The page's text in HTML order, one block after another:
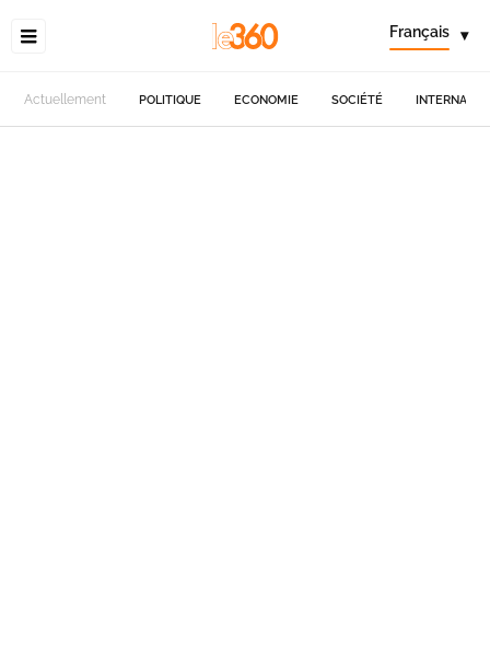
Français ▾
Actuellement POLITIQUE ECONOMIE SOCIÉTÉ